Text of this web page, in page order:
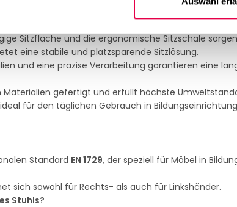
Sitzfläche und die ergonomische Sitzschale
eine stabile und platzsparende Sitzlösung.
und eine präzise Verarbeitung garantieren eine
Materialien gefertigt und erfüllt höchste
für den täglichen Gebrauch in
Standard EN 1729, der speziell für Möbel in
sich sowohl für Rechts- als auch für Linkshänder.
Stuhls?